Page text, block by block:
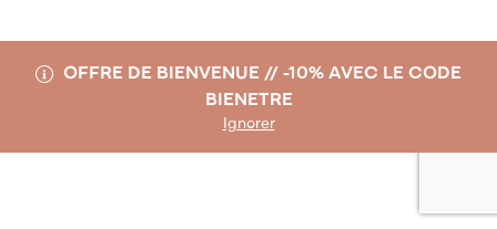
OFFRE DE BIENVENUE // -10% AVEC LE CODE
BIENETRE
Ignorer